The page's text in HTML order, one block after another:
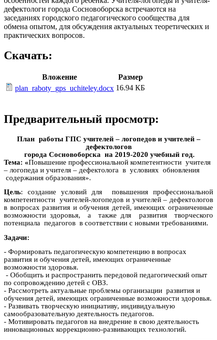
дефектологи города Сосновоборска встречаются на
заседаниях городского педагогического сообщества для
обмена опытом, для обсуждения актуальных теоретических и
практических вопросов.
Скачать:
Вложение
Размер
plan_raboty_gps_uchiteley.docx 16.94 КБ
Предварительный просмотр:
План работы ГПС учителей – логопедов и учителей –
дефектологов
города Сосновоборска на 2019-2020 учебный год.
Тема: «Повышение профессиональной компетентности учителя
– логопеда и учителя – дефектолога в условиях обновления
содержания образования».
Цель: создание условий для повышения профессиональной
компетентности учителей-логопедов и учителей – дефектологов
в вопросах развития и обучения детей, имеющих ограниченные
возможности здоровья, а также для развития творческого
потенциала педагогов в соответствии с новыми требованиями.
Задачи:
- Формировать педагогическую компетенцию в вопросах
развития и обучения детей, имеющих ограниченные
возможности здоровья.
- Обобщить и распространить передовой педагогический опыт
по сопровождению детей с ОВЗ.
- Рассмотреть актуальные проблемы организации развития и
обучения детей, имеющих ограниченные возможности здоровья.
- Развивать творческую инициативу, индивидуальную
самообразовательную деятельность педагогов.
- Мотивировать педагогов на внедрение в свою деятельность
инновационных коррекционно-развивающих технологий.